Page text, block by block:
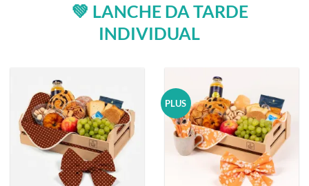
💚 LANCHE DA TARDE
INDIVIDUAL
PLUS